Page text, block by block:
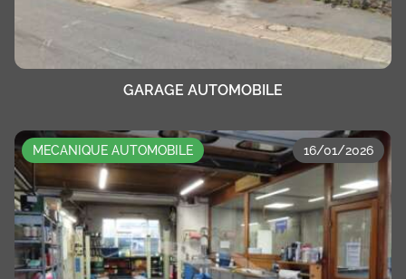
GARAGE AUTOMOBILE
MECANIQUE AUTOMOBILE 16/01/2026